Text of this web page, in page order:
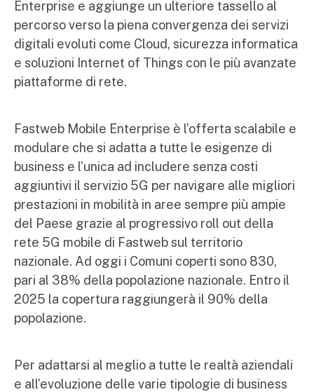
Enterprise e aggiunge un ulteriore tassello al
percorso verso la piena convergenza dei servizi
digitali evoluti come Cloud, sicurezza informatica
e soluzioni Internet of Things con le più avanzate
piattaforme di rete.
Fastweb Mobile Enterprise è l’offerta scalabile e
modulare che si adatta a tutte le esigenze di
business e l’unica ad includere senza costi
aggiuntivi il servizio 5G per navigare alle migliori
prestazioni in mobilità in aree sempre più ampie
del Paese grazie al progressivo roll out della
rete 5G mobile di Fastweb sul territorio
nazionale. Ad oggi i Comuni coperti sono 830,
pari al 38% della popolazione nazionale. Entro il
2025 la copertura raggiungerà il 90% della
popolazione.
Per adattarsi al meglio a tutte le realtà aziendali
e all’evoluzione delle varie tipologie di business